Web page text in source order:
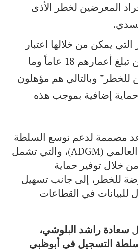
المعرضين لخطر الأذى
التي يمكن من خلالها اعتبار
الأشخاص الذين تبلغ أعمارهم 18 عاماً وما
للخطر” وبالتالي هم مؤهلون
إضافية بموجب هذه
مصممة لدعم توسع السلطة
التنظيمية لأبوظبي العالمي (ADGM)، والتي تشمل
من خلال توفير حماية
للخطر، إلى جانب تسهيل
للبيانات في القطاعات
سعادة راشد البلوشي،
التسجيل في أبوظبي